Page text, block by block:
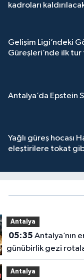
kadroları
Gelişim Ligi’ndeki
Güreşleri’nde ilk tur
Antalya’da Epstein
Yağlı güreş hocası
eleştirilere tokat
Antalya
05:35
günübirlik gezi
Antalya